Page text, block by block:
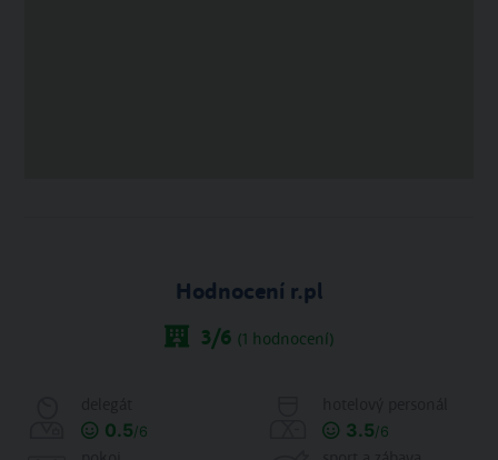
Hodnocení r.pl
3/6 (1 hodnocení)
0.5/6 3.5/6